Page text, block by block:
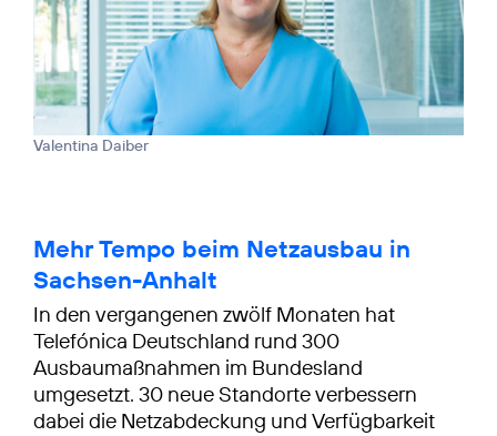
Valentina Daiber
Mehr Tempo beim Netzausbau in
Sachsen-Anhalt
In den vergangenen zwölf Monaten hat
Telefónica Deutschland rund 300
Ausbaumaßnahmen im Bundesland
umgesetzt. 30 neue Standorte verbessern
dabei die Netzabdeckung und Verfügbarkeit